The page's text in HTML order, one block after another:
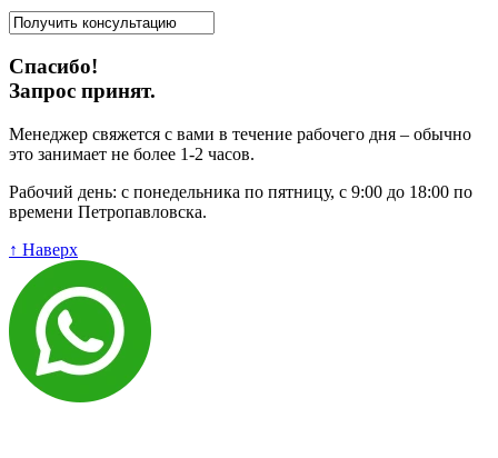
Спасибо!
Запрос принят.
Менеджер свяжется с вами в течение рабочего дня – обычно
это занимает не более 1-2 часов.
Рабочий день: с понедельника по пятницу, с 9:00 до 18:00 по
времени Петропавловска.
↑ Наверх